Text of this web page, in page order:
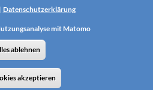
Datenschutzerklärung
mit Matomo
ablehnen
akzeptieren
AGB
Vertrag widerrufen